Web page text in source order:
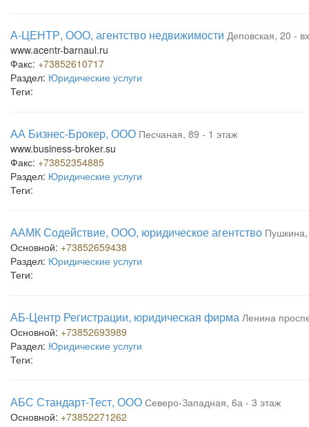
А-ЦЕНТР, ООО, агентство недвижимости Деповская, 20 -
www.acentr-barnaul.ru
Факс: +73852610717
Раздел: Юридические услуги
Теги:
АА Бизнес-Брокер, ООО Песчаная, 89 - 1 этаж
www.business-broker.su
Факс: +73852354885
Раздел: Юридические услуги
Теги:
ААМК Содействие, ООО, юридическое агентство
Основной: +73852659438
Раздел: Юридические услуги
Теги:
АБ-Центр Регистрации, юридическая фирма Ленина
Основной: +73852693989
Раздел: Юридические услуги
Теги:
АБС Стандарт-Тест, ООО Северо-Западная, 6а - 3 этаж
Основной: +73852271262